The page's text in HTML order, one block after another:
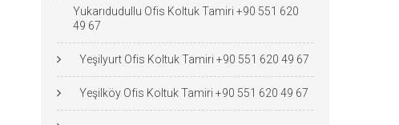
Yukarıdudullu Ofis Koltuk Tamiri +90 551 620
49 67
Yeşilyurt Ofis Koltuk Tamiri +90 551 620 49 67
Yeşilköy Ofis Koltuk Tamiri +90 551 620 49 67